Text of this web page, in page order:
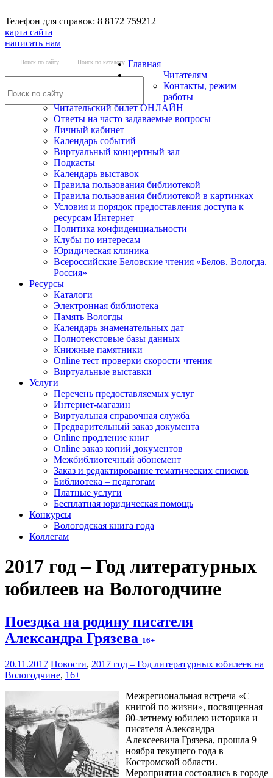
Телефон для справок: 8 8172 759212
карта сайта
написать нам
Поиск по сайту Поиск по каталогу Главная
Читателям
Контакты, режим
работы
Читательский билет ОНЛАЙН
Ответы на часто задаваемые вопросы
Личный кабинет
Календарь событий
Виртуальный концертный зал
Подкасты
Календарь выставок
Правила пользования библиотекой
Правила пользования библиотекой в картинках
Условия и порядок предоставления доступа к
ресурсам Интернет
Политика конфиденциальности
Клубы по интересам
Юридическая клиника
Всероссийские Беловские чтения «Белов. Вологда.
Россия»
Ресурсы
Каталоги
Электронная библиотека
Память Вологды
Календарь знаменательных дат
Полнотекстовые базы данных
Книжные памятники
Online тест проверки скорости чтения
Виртуальные выставки
Услуги
Перечень предоставляемых услуг
Интернет-магазин
Виртуальная справочная служба
Предварительный заказ документа
Online продление книг
Online заказ копий документов
Межбиблиотечный абонемент
Заказ и редактирование тематических списков
Библиотека – педагогам
Платные услуги
Бесплатная юридическая помощь
Конкурсы
Вологодская книга года
Коллегам
2017 год – Год литературных
юбилеев на Вологодчине
Поездка на родину писателя
Александра Грязева 16+
20.11.2017 Новости, 2017 год – Год литературных юбилеев на
Вологодчине, 16+
Межрегиональная встреча «С
книгой по жизни», посвященная
80-летнему юбилею историка и
писателя Александра
Алексеевича Грязева, прошла 9
ноября текущего года в
Костромской области.
Мероприятия состоялись в городе